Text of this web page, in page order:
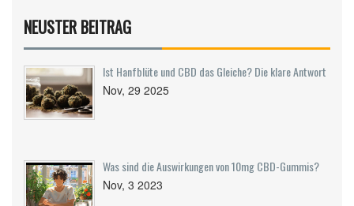
NEUSTER BEITRAG
Ist Hanfblüte und CBD das Gleiche? Die klare Antwort
Nov, 29 2025
Was sind die Auswirkungen von 10mg CBD-Gummis?
Nov, 3 2023